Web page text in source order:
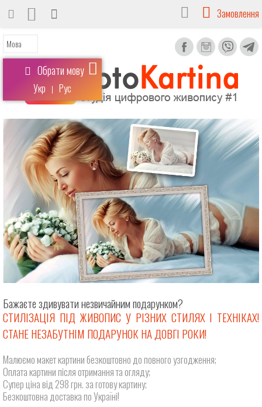
Обрати мову
Укр | Рус
Замовлення
Бажаєте здивувати незвичайним подарунком?
СТИЛІЗАЦІЯ ПІД ЖИВОПИС У РІЗНИХ СТИЛЯХ І ТЕХНІКАХ!
СТАНЕ НЕЗАБУТНІМ ПОДАРУНОК НА ДОВГІ РОКИ!
Малюємо макет картини безкоштовно до повного узгодження;
Оплата картини після отримання та огляду;
Супер ціна від 298 грн. за готову картину;
Безкоштовна доставка по Україні!